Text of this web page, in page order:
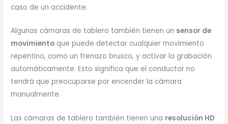
caso de un accidente.
Algunas cámaras de tablero también tienen un sensor de
movimiento que puede detectar cualquier movimiento
repentino, como un frenazo brusco, y activar la grabación
automáticamente. Esto significa que el conductor no
tendrá que preocuparse por encender la cámara
manualmente.
Las cámaras de tablero también tienen una resolución HD